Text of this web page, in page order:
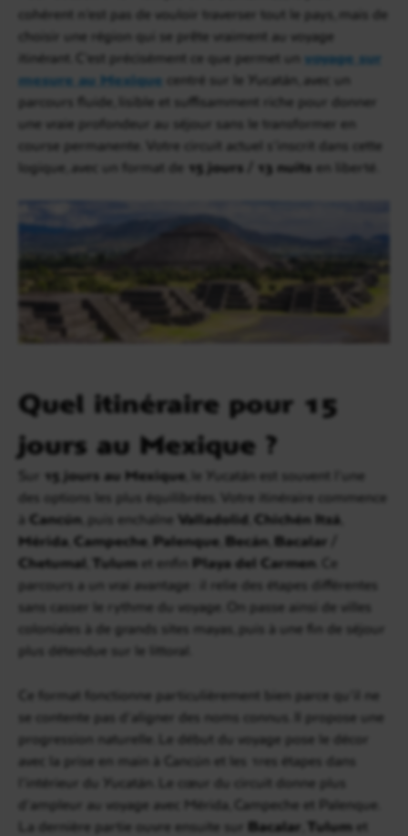
cohérent n’est pas de vouloir traverser tout le pays, mais de
choisir une région qui se prête vraiment au voyage
itinérant. C’est précisément ce que permet un voyage sur
mesure au Mexique centré sur le Yucatán, avec un
parcours fluide, lisible et suffisamment riche pour donner
une vraie profondeur au séjour sans le transformer en
course permanente. Votre circuit actuel s’inscrit dans cette
logique, avec un format de 15 jours / 13 nuits en liberté.
Quel itinéraire pour 15
jours au Mexique ?
15 jours au Mexique , le Yucatán est souvent l’une
des options les plus équilibrées. Votre itinéraire commence
à Cancún , puis enchaîne Valladolid Chichén Itzá
Mérida Campeche Palenque Becán Bacalar /
Chetumal Tulum et enfin Playa del Carmen . Ce
parcours a un vrai avantage : il relie des étapes différentes
sans casser le rythme du voyage. On passe ainsi de villes
coloniales à de grands sites mayas, puis à une fin de séjour
plus détendue sur le littoral.
Ce format fonctionne particulièrement bien parce qu’il ne
se contente pas d’aligner des noms connus. Il propose une
progression naturelle. Le début du voyage pose le décor
avec la prise en main à Cancún et les 1res étapes dans
l’intérieur du Yucatán. Le cœur du circuit donne plus
d’ampleur au voyage avec Mérida, Campeche et Palenque.
La dernière partie ouvre ensuite sur Bacalar Tulum et